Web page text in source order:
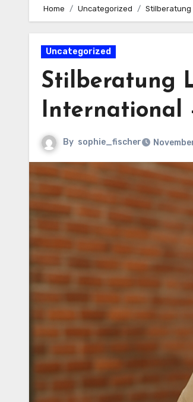
Home Uncategorized Stilberatung
Uncategorized
Stilberatung
International
By sophie_fischer